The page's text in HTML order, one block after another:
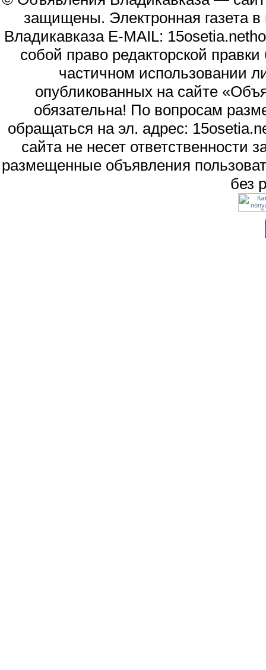
защищены. Электронная газета
Владикавказа E-MAIL:
собой право редакторской
частичном использовании
опубликованных на сайте
обязательна! По вопросам
обращаться на эл. адрес:
сайта не несет
размещенные объявления
без